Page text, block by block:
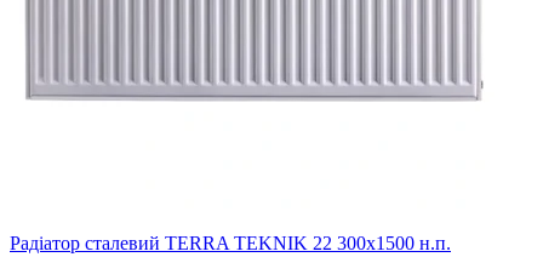
Радіатор сталевий TERRA TEKNIK 22 300х1500 н.п.